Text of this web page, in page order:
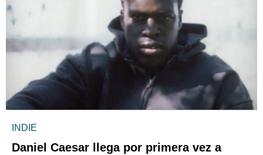
INDIE
Daniel Caesar llega por primera vez a